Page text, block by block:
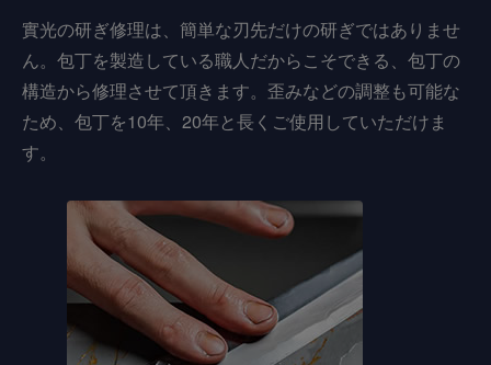
實光の研ぎ修理は、簡単な刃先だけの研ぎではありませ
ん。包丁を製造している職人だからこそできる、包丁の
構造から修理させて頂きます。歪みなどの調整も可能な
ため、包丁を10年、20年と長くご使用していただけま
す。